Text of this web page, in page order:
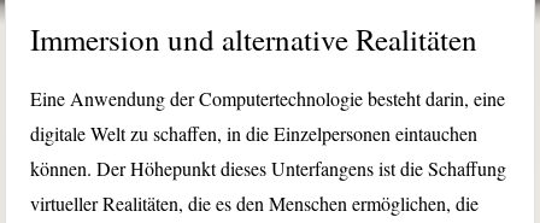
Immersion und alternative Realitäten
Eine Anwendung der Computertechnologie besteht darin, eine
digitale Welt zu schaffen, in die Einzelpersonen eintauchen
können. Der Höhepunkt dieses Unterfangens ist die Schaffung
virtueller Realitäten, die es den Menschen ermöglichen, die